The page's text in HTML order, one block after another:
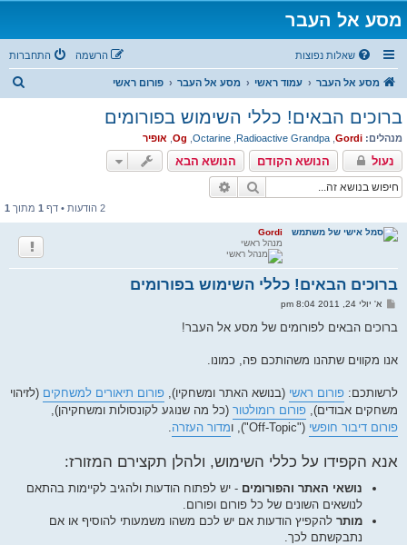
מסע אל העבר
שאלות נפוצות התחברות הרשמה
מסע אל העבר עמוד ראשי מסע אל העבר פורום ראשי
ברוכים הבאים! כללי השימוש בפורומים
מנהלים: Gordi
Radioactive Grandpa
Octarine
Og אופיר
נעול הנושא הקודם
הנושא הבא
חיפוש
2 הודעות • דף 1 מתוך 1
Gordi
מנהל ראשי
ברוכים הבאים! כללי השימוש בפורומים
ש
י
א' יולי 24, 2011 8:04 pm
ברוכים הבאים לפורומים של מסע אל העבר!
אנו מקווים שתהנו משהותכם פה, כמונו.
לרשותכם: פורום ראשי (בנושא האתר ומשחקיו), פורום תיאורים למשחקים (לזיהוי
משחקים אבודים), פורום רומולטור (כל מה שנוגע לקונסולות ומשחקיהן),
פורום דיבור חופשי ("Off-Topic"), ו מדור העזרה
אנא הקפידו על כללי השימוש, ולהלן תקצירם המזורז:
נושאי האתר והפורומים - יש לפתוח הודעות ולהגיב לקיימות בהתאם
לנושאים השונים של כל פורום ופורום.
מותר להקפיץ הודעות אם יש לכם משהו משמעותי להוסיף או אם
נתבקשתם לכך.